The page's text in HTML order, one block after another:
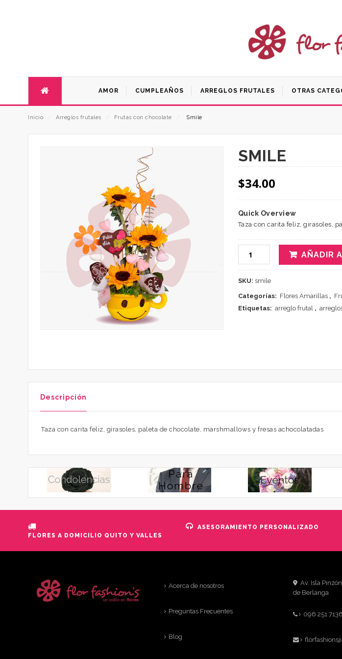
AMOR CUMPLEAÑOS ARREGLOS FRUTALES OTRAS
Inicio Arreglos frutales Frutas con chocolate Smile
SMILE
$34.00
Quick Overview
Taza con carita feliz, girasoles,
AÑADIR
SKU: smile
Categorías: Flores Amarillas ,
Etiquetas: arreglo frutal ,
Descripción
Taza con carita feliz, girasoles, paleta de chocolate, marshmallows y fresas achocolatadas
FLORES A DOMICILIO QUITO Y VALLES
ASESORAMIENTO PERSONALIZADO
Acerca de nosotros
Preguntas Frecuentes
Blog
Av. Isla
de Berlanga
096 251 7136